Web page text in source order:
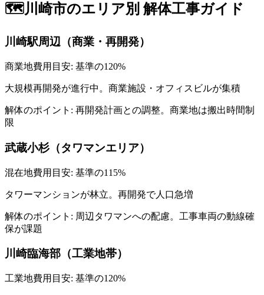
🗺️川崎市のエリア別 解体工事ガイド
川崎駅周辺（商業・再開発）
商業地費用目安: 基準の120%
大規模再開発が進行中。商業施設・オフィスビルが集積
解体のポイント: 再開発計画との調整。商業地は搬出時間制
限
武蔵小杉（タワマンエリア）
混在地費用目安: 基準の115%
タワーマンションが林立。再開発で人口急増
解体のポイント: 周辺タワマンへの配慮。工事車両の動線確
保が課題
川崎臨海部（工業地帯）
工業地費用目安: 基準の120%